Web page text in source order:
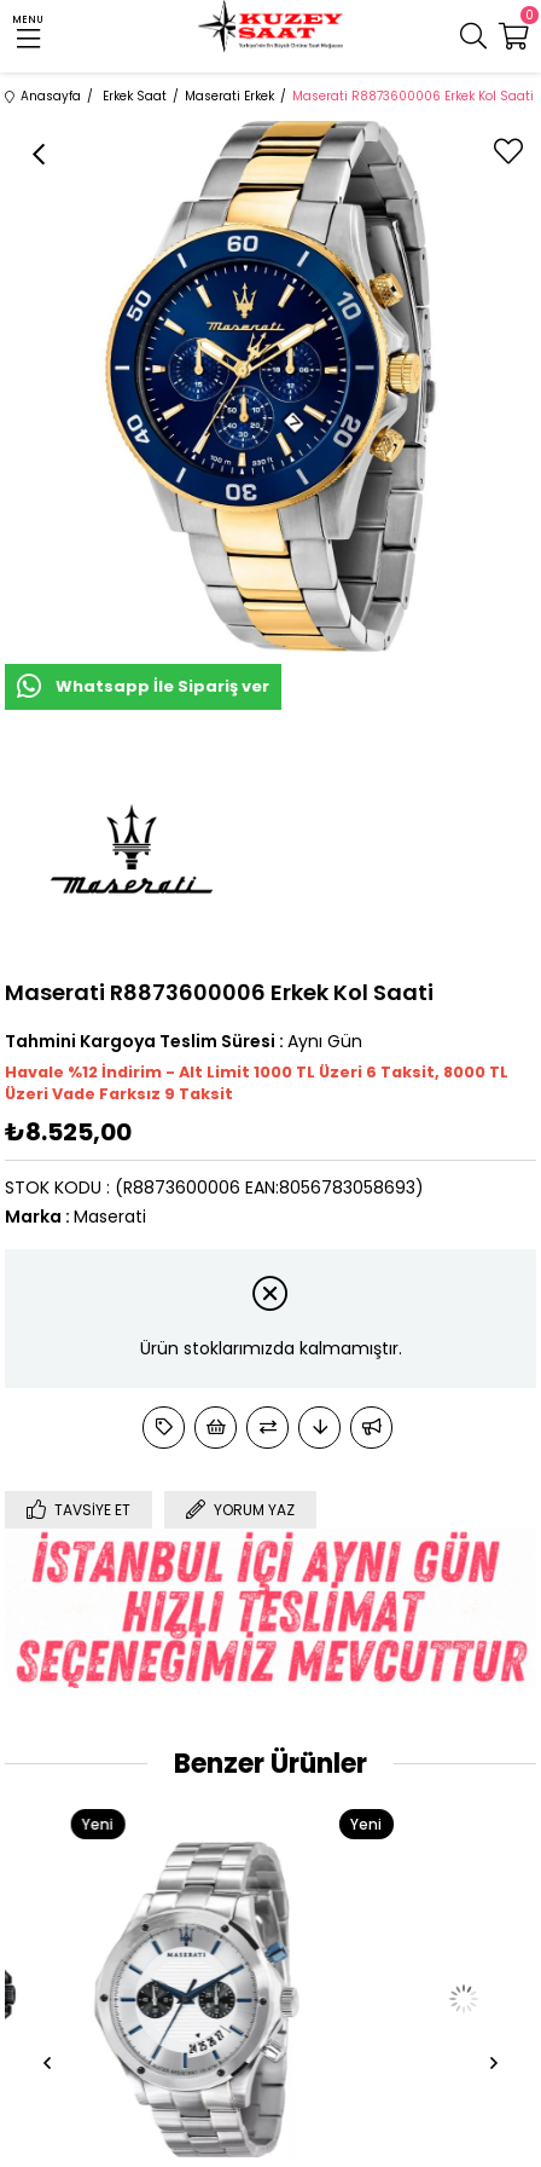
MENU 0
Anasayfa Erkek Saat Maserati Erkek Maserati R8873600006 Erkek Kol Saati
Whatsapp İle Sipariş ver
Maserati R8873600006 Erkek Kol Saati
Tahmini Kargoya Teslim Süresi : Aynı Gün
Havale %12 İndirim - Alt Limit 1000 TL Üzeri 6 Taksit, 8000 TL
Üzeri Vade Farksız 9 Taksit
₺8.525,00
(R8873600006 EAN:8056783058693)
STOK KODU
Marka : Maserati
Ürün stoklarımızda kalmamıştır.
TAVSIYE ET YORUM YAZ
Benzer Ürünler